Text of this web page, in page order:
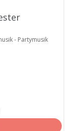
- Partymusik